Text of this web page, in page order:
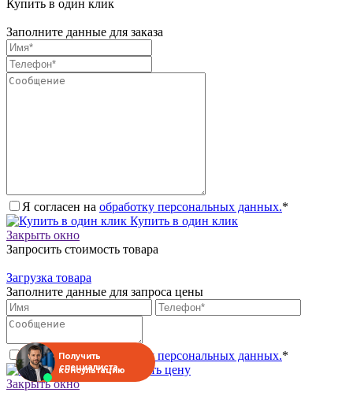
Купить в один клик
Заполните данные для заказа
Я согласен на обработку персональных данных.*
Купить в один клик
Закрыть окно
Запросить стоимость товара
Загрузка товара
Заполните данные для запроса цены
Я согласен наобработку персональных данных.*
Запросить цену
Закрыть окно
Получить
консультацию
специалиста